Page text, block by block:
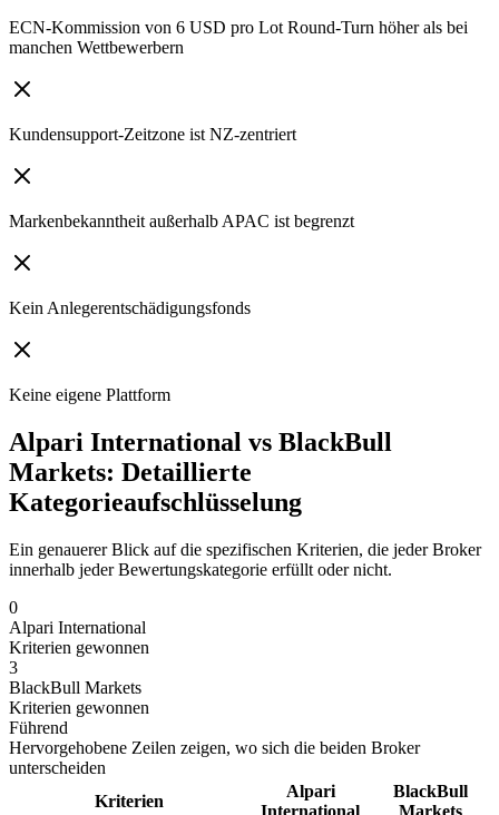
ECN-Kommission von 6 USD pro Lot Round-Turn höher als bei
manchen Wettbewerbern
Kundensupport-Zeitzone ist NZ-zentriert
Markenbekanntheit außerhalb APAC ist begrenzt
Kein Anlegerentschädigungsfonds
Keine eigene Plattform
Alpari International vs BlackBull
Markets: Detaillierte
Kategorieaufschlüsselung
Ein genauerer Blick auf die spezifischen Kriterien, die jeder Broker
innerhalb jeder Bewertungskategorie erfüllt oder nicht.
0
Alpari International
Kriterien gewonnen
3
BlackBull Markets
Kriterien gewonnen
Führend
Hervorgehobene Zeilen zeigen, wo sich die beiden Broker
unterscheiden
Kriterien
Alpari
International
BlackBull
Markets